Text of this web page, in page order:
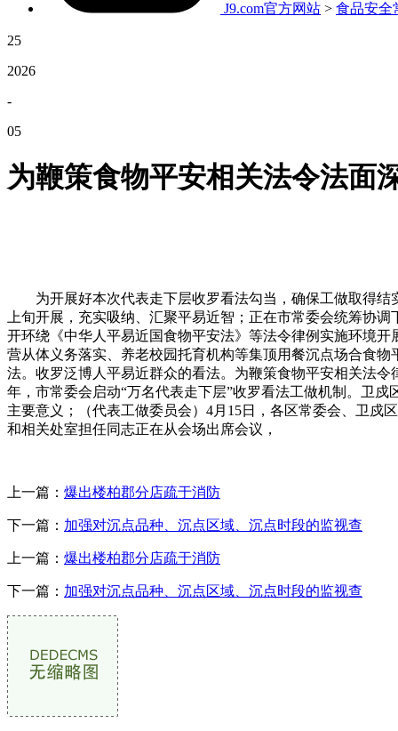
J9.com官方网站 > 食品安全
25
2026
-
05
为鞭策食物平安相关法令法面
为开展好本次代表走下层收罗看法勾当，确保工做取得结
上旬开展，充实吸纳、汇聚平易近智；正在市常委会统筹协
开环绕《中华人平易近国食物平安法》等法令律例实施环境
营从体义务落实、养老校园托育机构等集顶用餐沉点场合食
法。收罗泛博人平易近群众的看法。为鞭策食物平安相关法
年，市常委会启动“万名代表走下层”收罗看法工做机制。卫
主要意义；（代表工做委员会）4月15日，各区常委会、卫戍
和相关处室担任同志正在从会场出席会议，
上一篇： 爆出楼柏郡分店疏于消防
下一篇： 加强对沉点品种、沉点区域、沉点时段的监视查
上一篇： 爆出楼柏郡分店疏于消防
下一篇： 加强对沉点品种、沉点区域、沉点时段的监视查